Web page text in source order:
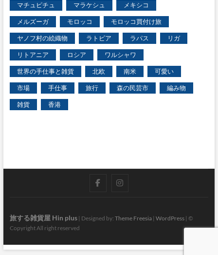
マチュピチュ マラケシュ メキシコ
メルズーガ モロッコ モロッコ買付け旅
ヤノフ村の絵織物 ラトビア ラパス リガ
リトアニア ロシア ワルシャワ
世界の手仕事と雑貨 北欧 南米 可愛い
市場 手仕事 旅行 森の民芸市 編み物
雑貨 香港
facebookinstagram
旅する雑貨屋 Hin plus| Designed by: Theme Freesia| WordPress| ©
Copyright All right reserved